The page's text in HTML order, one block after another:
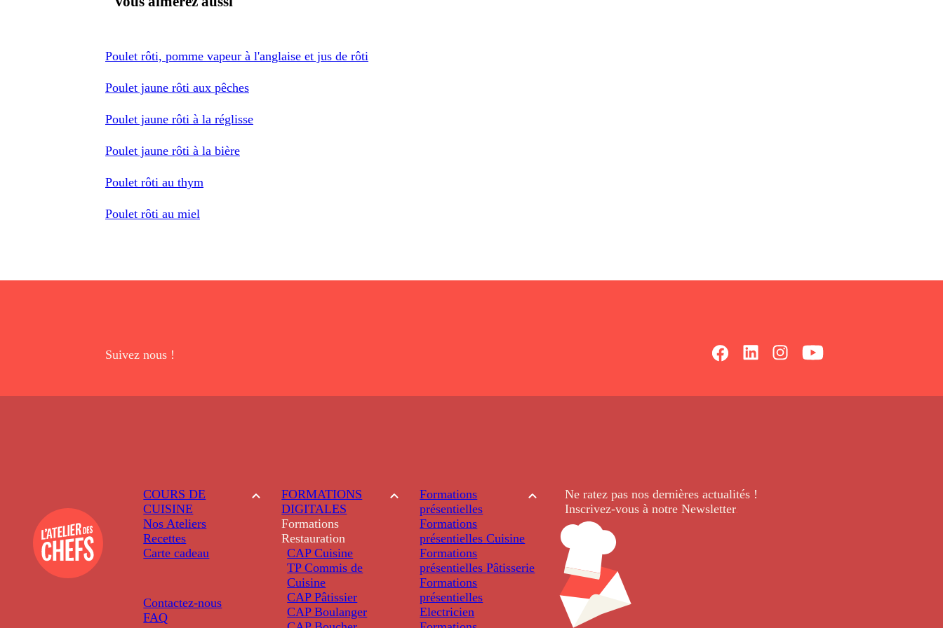
Poulet rôti, pomme vapeur à l'anglaise et jus de rôti
Poulet jaune rôti aux pêches
Poulet jaune rôti à la réglisse
Poulet jaune rôti à la bière
Poulet rôti au thym
Poulet rôti au miel
Suivez nous !
COURS DE
CUISINE
Nos Ateliers
Recettes
Carte cadeau
Contactez-nous
FAQ
FORMATIONS
DIGITALES
Formations
Restauration
CAP Cuisine
TP Commis de
Cuisine
CAP Pâtissier
CAP Boulanger
Formations
présentielles
Formations
présentielles Cuisine
Formations
présentielles Pâtisserie
Formations
présentielles
Electricien
Ne ratez pas nos dernièresactualités !
Inscrivez-vous à notre Newsletter.